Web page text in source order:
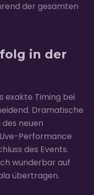
der gesamten
in der
exakte Timing bei
Dramatische
neuen
Performance
des Events.
wunderbar auf
übertragen.